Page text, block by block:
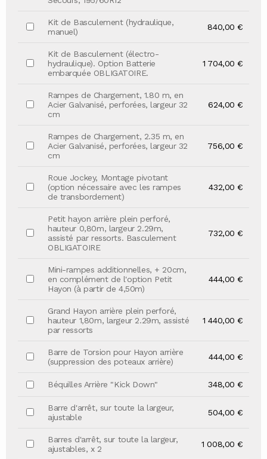
Kit de Basculement (hydraulique,
manuel)
840,00 €
Kit de Basculement (électro-
hydraulique). Option Batterie
embarquée OBLIGATOIRE.
1 704,00 €
Rampes de Chargement, 1.80 m, en
Acier Galvanisé, perforées, largeur 32
cm
624,00 €
Rampes de Chargement, 2.35 m, en
Acier Galvanisé, perforées, largeur 32
cm
756,00 €
Roue Jockey, Montage pivotant
(option nécessaire avec les rampes
de transbordement)
432,00 €
Petit hayon arrière plein perforé,
hauteur 0,80m, largeur 2.29m,
assisté par ressorts. Basculement
OBLIGATOIRE
732,00 €
Mini-rampes additionnelles, + 20cm,
en complément de l'option Petit
Hayon (à partir de 4,50m)
444,00 €
Grand Hayon arrière plein perforé,
hauteur 1,80m, largeur 2.29m, assisté
par ressorts
1 440,00 €
Barre de Torsion pour Hayon arrière
(suppression des poteaux arrière)
444,00 €
Béquilles Arrière "Kick Down" 348,00 €
Barre d'arrêt, sur toute la largeur,
ajustable
504,00 €
Barres d'arrêt, sur toute la largeur,
ajustables, x 2
1 008,00 €